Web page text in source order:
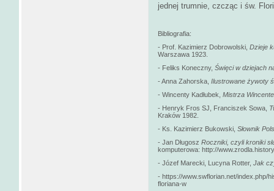
jednej trumnie, czcząc i św.
Bibliografia:
- Prof. Kazimierz Dobrowolski, Dzieje
Warszawa 1923.
- Feliks Koneczny, Święci w dziejach
- Anna Zahorska, Ilustrowane żywoty
- Wincenty Kadłubek, Mistrza
- Henryk Fros SJ, Franciszek Sowa,
Kraków 1982.
- Ks. Kazimierz Bukowski, Słownik
- Jan Długosz Roczniki, czyli kroniki
komputerowa: http://
- Józef Marecki, Lucyna Rotter, Jak
- https://www.swflorian.net/index.php/
floriana-w